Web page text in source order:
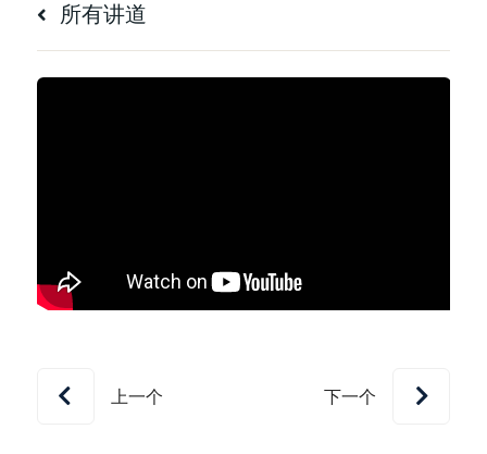
所有讲道
上一个 下一个